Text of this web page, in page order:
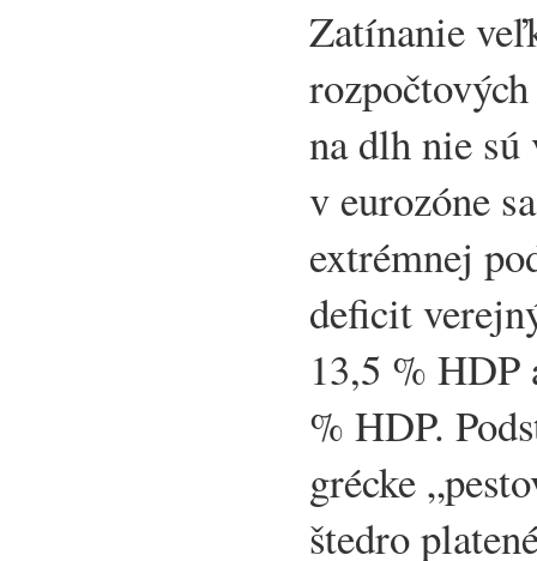
Zatínanie
na dlh nie
v eurozóne
extrémnej
deficit
13,5 % HDP
% HDP.
grécke
štedro